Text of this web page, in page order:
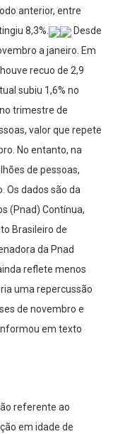
anterior, entre
8,3%.
Desde
a janeiro. Em
recuo de 2,9
subiu 1,6% no
trimestre de
valor que repete
No entanto, na
de pessoas,
Os dados são da
(Pnad) Contínua,
Brasileiro de
da Pnad
reflete menos
uma repercussão
de novembro e
em texto
referente ao
em idade de